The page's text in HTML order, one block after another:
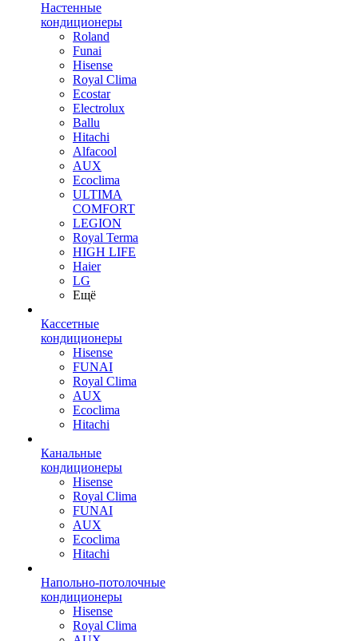
Настенные
кондиционеры
Roland
Funai
Hisense
Royal Clima
Ecostar
Electrolux
Ballu
Hitachi
Alfacool
AUX
Ecoclima
ULTIMA
COMFORT
LEGION
Royal Terma
HIGH LIFE
Haier
LG
Ещё
Кассетные
кондиционеры
Hisense
FUNAI
Royal Clima
AUX
Ecoclima
Hitachi
Канальные
кондиционеры
Hisense
Royal Clima
FUNAI
AUX
Ecoclima
Hitachi
Напольно-потолочные
кондиционеры
Hisense
Royal Clima